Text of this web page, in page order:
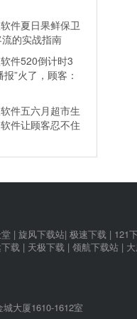
件夏日果鲜保卫
的实战指南
件520倒计时3
”火了，顾客：
件五六月超市生
件让顾客忍不住
| 旋风下载站| 极速下载 | 121
载 | 天极下载 | 领航下载站 |
大厦1610-1612室